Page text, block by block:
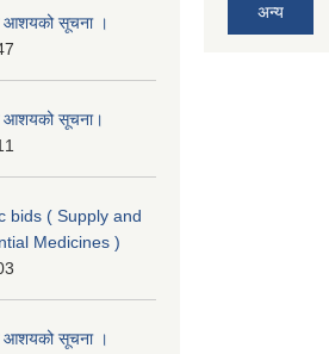
आशयको सूचना ।
आशयको सूचना।
bids ( Supply and
Medicines )
आशयको सूचना ।
अन्य